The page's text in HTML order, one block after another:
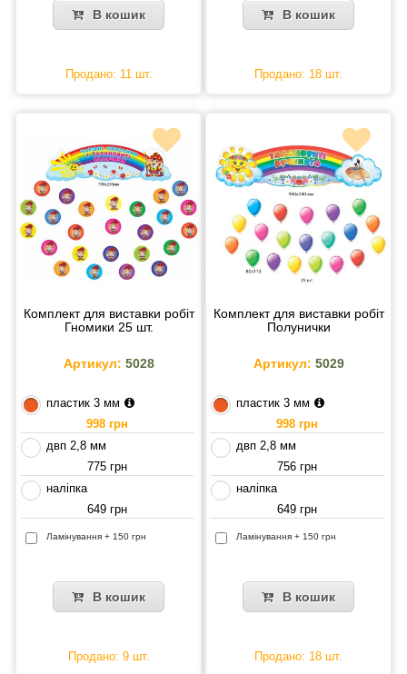
В кошик
Продано: 11 шт.
В кошик
Продано: 18 шт.
Комплект для виставки робіт
Гномики 25 шт.
Артикул: 5028
пластик 3 мм
998 грн
двп 2,8 мм
775 грн
наліпка
649 грн
Ламінування + 150 грн
В кошик
Продано: 9 шт.
Комплект для виставки робіт
Полунички
Артикул: 5029
пластик 3 мм
998 грн
двп 2,8 мм
756 грн
наліпка
649 грн
Ламінування + 150 грн
В кошик
Продано: 18 шт.